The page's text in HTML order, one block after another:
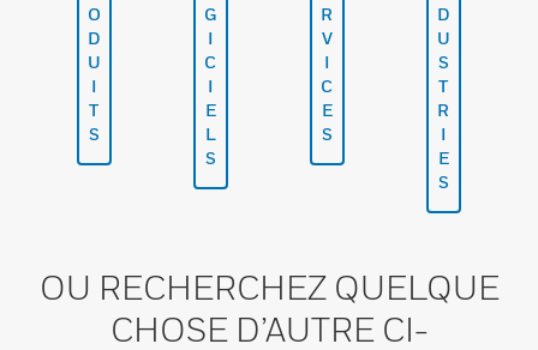
O
D
U
I
T
S
G
I
C
I
E
L
S
R
V
I
C
E
S
D
U
S
T
R
I
E
S
OU RECHERCHEZ QUELQUE
CHOSE D’AUTRE CI-